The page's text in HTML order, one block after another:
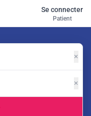
Se connecter
Patient
×
×